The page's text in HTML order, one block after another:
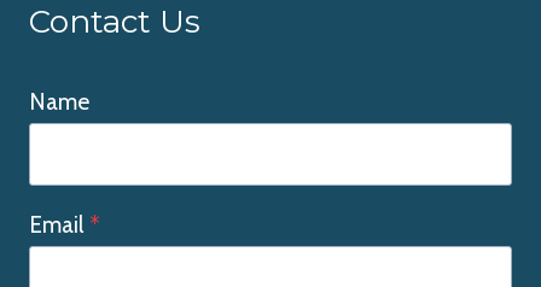
Contact Us
Name
Email *